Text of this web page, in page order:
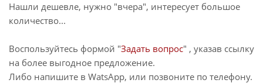
Нашли дешевле, нужно "вчера", интересует большое
количество...
Воспользуйтесь формой "Задать вопрос" , указав ссылку
на более выгодное предложение.
Либо напишите в WatsApp, или позвоните по телефону.